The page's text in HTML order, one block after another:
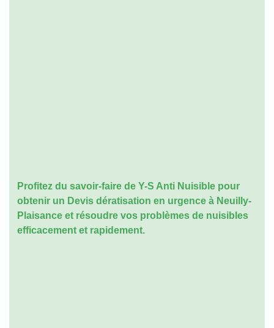
Profitez du savoir-faire de Y-S Anti Nuisible pour
obtenir un Devis dératisation en urgence à Neuilly-
Plaisance et résoudre vos problèmes de nuisibles
efficacement et rapidement.